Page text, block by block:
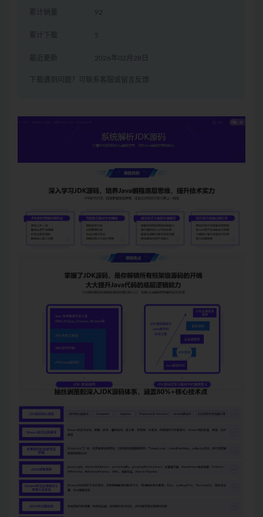
累计销量 92
累计下载 5
最近更新 2026年02月28日
下载遇到问题？可联系客服或留言反馈